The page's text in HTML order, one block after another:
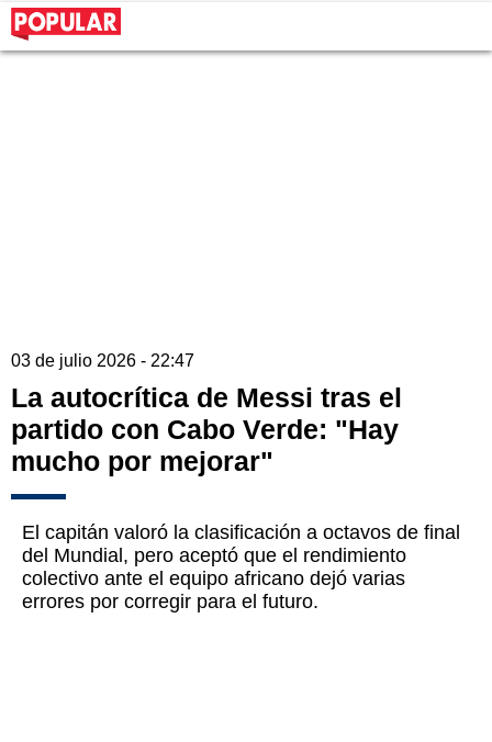
03 de julio 2026 - 22:47
La autocrítica de Messi tras el
partido con Cabo Verde: "Hay
mucho por mejorar"
El capitán valoró la clasificación a octavos de final
del Mundial, pero aceptó que el rendimiento
colectivo ante el equipo africano dejó varias
errores por corregir para el futuro.